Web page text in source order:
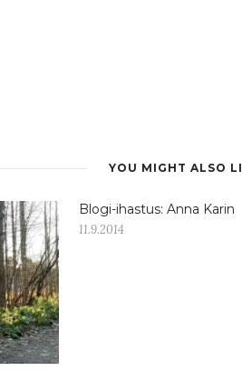
YOU MIGHT ALSO
Blogi-ihastus: Anna Karin
11.9.2014